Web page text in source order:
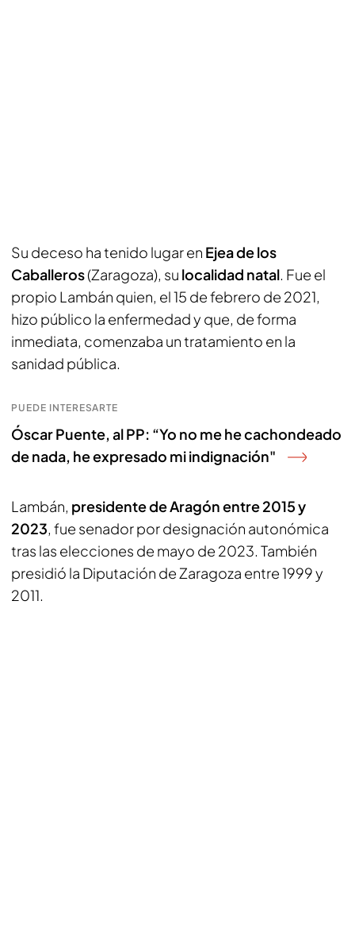
Su deceso ha tenido lugar en Ejea de los
Caballeros(Zaragoza), su localidad natal. Fue el
propio Lambán quien, el 15 de febrero de 2021,
hizo público la enfermedad y que, de forma
inmediata, comenzaba un tratamiento en la
sanidad pública.
PUEDE INTERESARTE
Óscar Puente, al PP: “Yo no me he cachondeado
de nada, he expresado mi indignación"
Lambán, presidente de Aragón entre 2015 y
2023, fue senador por designación autonómica
tras las elecciones de mayo de 2023. También
presidió la Diputación de Zaragoza entre 1999 y
2011.